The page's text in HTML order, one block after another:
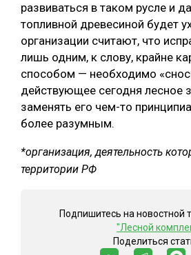
развиваться в таком русле и
топливной древесиной будет
организации считают, что
лишь одним, к слову, крайне
способом — необходимо
действующее сегодня лесное
заменять его чем-то
более разумным.
*организация, деятельность
территории РФ
Подпишитесь на новостной
"Лесной
Поделиться